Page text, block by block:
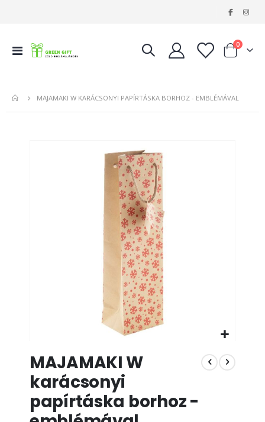
Navigáció
Kosár
0tételeket
MAJAMAKI W KARÁCSONYI PAPÍRTÁSKA BORHOZ - EMBLÉMÁVAL
a
képgaléria
elejére
MAJAMAKI W
karácsonyi
papírtáska borhoz -